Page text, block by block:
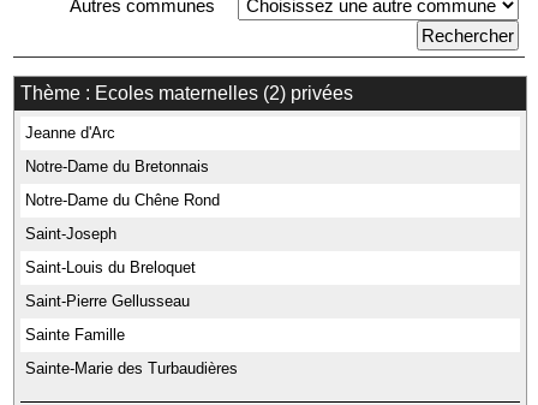
ContactsAutres communes
Thème : Ecoles maternelles (2) privées
Jeanne d'Arc
Notre-Dame du Bretonnais
Notre-Dame du Chêne Rond
Saint-Joseph
Saint-Louis du Breloquet
Saint-Pierre Gellusseau
Sainte Famille
Sainte-Marie des Turbaudières